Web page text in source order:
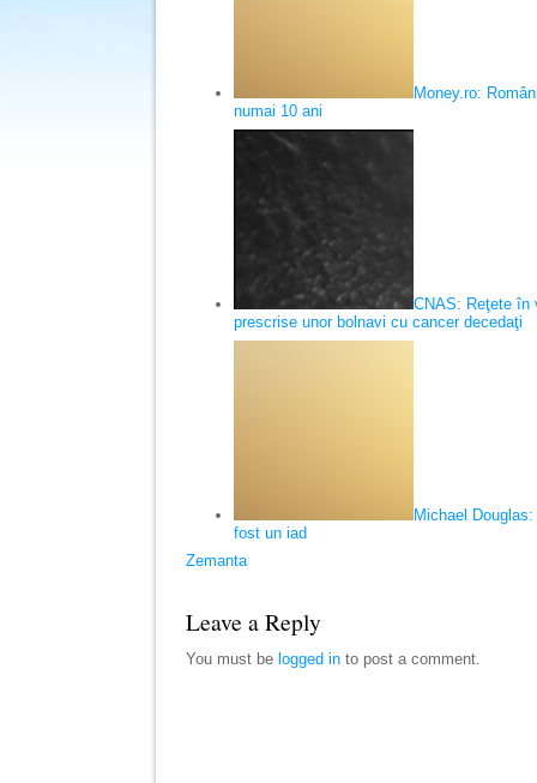
Money.ro:
numai 10 ani
CNAS: Reţete în
prescrise unor bolnavi cu cancer decedaţi
Michael
fost un iad
Zemanta
Leave a Reply
You must be logged in to post a comment.